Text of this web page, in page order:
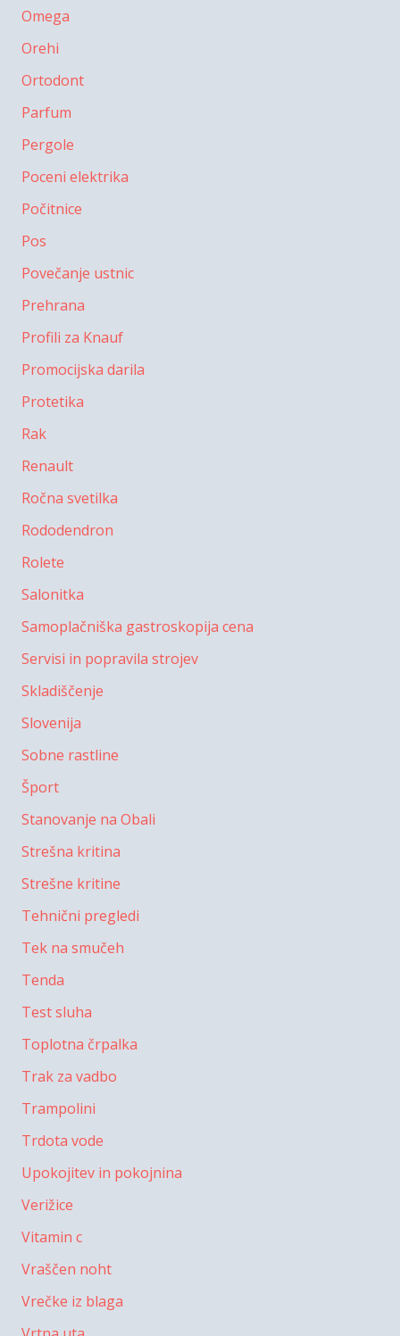
Omega
Orehi
Ortodont
Parfum
Pergole
Poceni elektrika
Počitnice
Pos
Povečanje ustnic
Prehrana
Profili za Knauf
Promocijska darila
Protetika
Rak
Renault
Ročna svetilka
Rododendron
Rolete
Salonitka
Samoplačniška gastroskopija cena
Servisi in popravila strojev
Skladiščenje
Slovenija
Sobne rastline
Šport
Stanovanje na Obali
Strešna kritina
Strešne kritine
Tehnični pregledi
Tek na smučeh
Tenda
Test sluha
Toplotna črpalka
Trak za vadbo
Trampolini
Trdota vode
Upokojitev in pokojnina
Verižice
Vitamin c
Vraščen noht
Vrečke iz blaga